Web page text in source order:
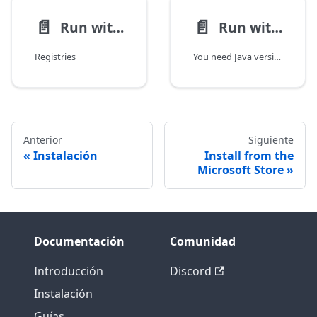
📄️ Run with Docker
Registries
📄️ Run with the Jar file
You need Java version 17+ to run Komga. Check your version with java -version.
Anterior
Instalación
Siguiente
Install from the
Microsoft Store
Documentación
Introducción
Instalación
Comunidad
Discord